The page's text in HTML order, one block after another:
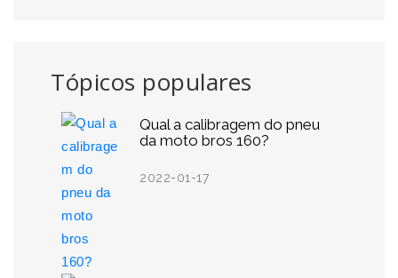
Tópicos populares
Qual a calibragem do pneu
da moto bros 160?
2022-01-17